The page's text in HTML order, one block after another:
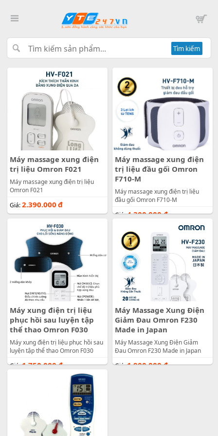
Tìm kiếm
Máy massage xung điện
trị liệu Omron F021
Máy massage xung điện trị liệu
Omron F021
Giá:2.390.000 đ
Máy massage xung điện
trị liệu đầu gối Omron
F710-M
Máy massage xung điện trị liệu
đầu gối Omron F710-M
Giá:4.300.000đ
Máy xung điện trị liệu
phục hồi sau luyện tập
thể thao Omron F030
Máy xung điện trị liệu phục hồi sau
luyện tập thể thao Omron F030
Giá:1.750.000đ
Máy Massage Xung Điện
Giảm Đau Omron F230
Made in Japan
Máy Massage Xung Điện Giảm
Đau Omron F230 Made in Japan
Giá:1.900.000đ